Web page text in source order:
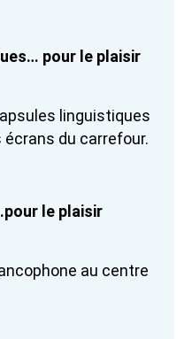
pour le plaisir
linguistiques
du carrefour.
le plaisir
au centre